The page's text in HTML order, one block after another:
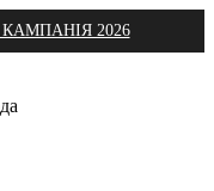
2026